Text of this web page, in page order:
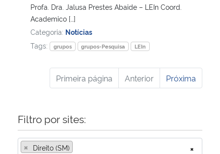
Profa. Dra. Jalusa Prestes Abaide – LEIn Coord.
Academico […]
Categoria: Notícias
Tags:
grupos grupos-Pesquisa LEIn
Primeira página Anterior Próxima
Filtro por sites:
×
× Direito (SM)